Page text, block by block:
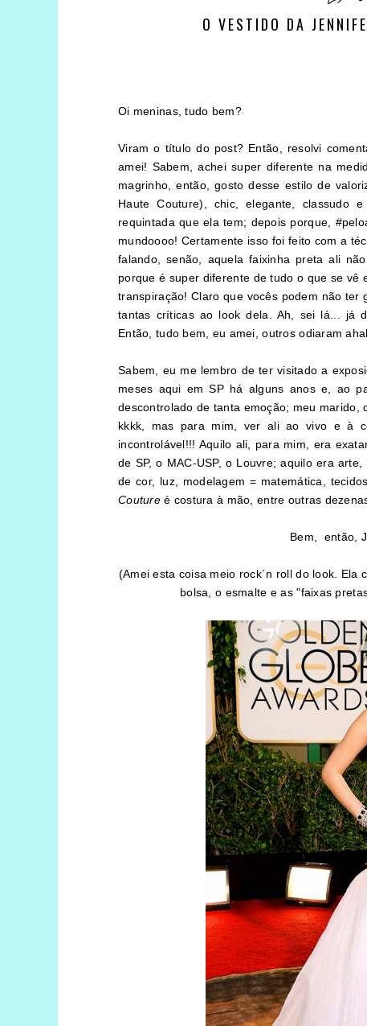
O VESTIDO DA
Oi meninas, tudo bem?
Viram o título do post? Então, resolvi
amei! Sabem, achei super diferente na
magrinho, então, gosto desse estilo de
Haute Couture), chic, elegante, classudo
requintada que ela tem; depois porque,
mundoooo! Certamente isso foi feito com a
falando, senão, aquela faixinha preta ali
porque é super diferente de tudo o que se vê
transpiração! Claro que vocês podem não
tantas críticas ao look dela. Ah, sei lá... já
Então, tudo bem, eu amei, outros odiaram
Sabem, eu me lembro de ter visitado a
meses aqui em SP há alguns anos e, ao
descontrolado de tanta emoção; meu
kkkk, mas para mim, ver ali ao vivo e à
incontrolável!!! Aquilo ali, para mim, era
de SP, o MAC-USP, o Louvre; aquilo era
de cor, luz, modelagem = matemática,
Coutureé costura à mão, entre outras
Bem, então,
(Amei esta coisa meio rock´n roll do look.
bolsa, o esmalte e as "faixas